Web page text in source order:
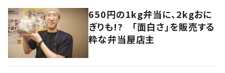
650円の1kg弁当に、2kgおに
ぎりも!? 「面白さ」を販売する
粋な弁当屋店主